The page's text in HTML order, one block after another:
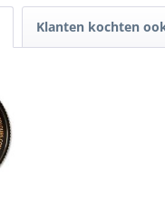
Klanten kochten